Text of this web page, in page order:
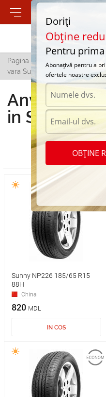
Contactați-ne
Pagina principală
vara Sunny in Singera
Anvelope
in Singera
Sunny NP226 185/65 R15
88H
China
820 MDL
IN COS
Doriți
Obține
Pentru
Abonațivă pentru a
ofertele noastre
OBȚINE